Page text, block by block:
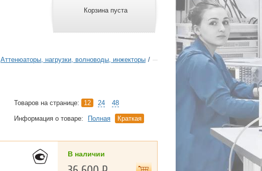
Корзина пуста
Аттенюаторы, нагрузки, волноводы, инжекторы /
Товаров на странице: 12 24 48
Информация о товаре: Полная Краткая
В наличии